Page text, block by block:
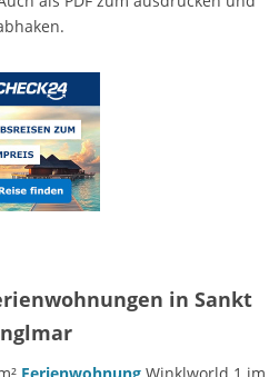
in Sankt